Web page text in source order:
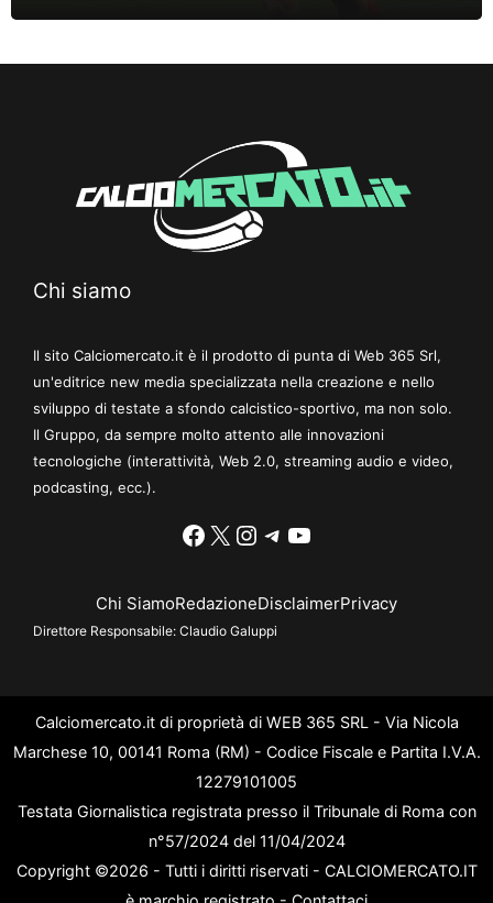
Chi siamo
Il sito Calciomercato.it è il prodotto di punta di Web 365 Srl,
un'editrice new media specializzata nella creazione e nello
sviluppo di testate a sfondo calcistico-sportivo, ma non solo.
Il Gruppo, da sempre molto attento alle innovazioni
tecnologiche (interattività, Web 2.0, streaming audio e video,
podcasting, ecc.).
Facebook
X Instagram
Telegram
YouTube
Chi SiamoRedazioneDisclaimerPrivacy
Direttore Responsabile: Claudio Galuppi
Calciomercato.it di proprietà di WEB 365 SRL - Via Nicola
Marchese 10, 00141 Roma (RM) - Codice Fiscale e Partita I.V.A.
12279101005
Testata Giornalistica registrata presso il Tribunale di Roma con
n°57/2024 del 11/04/2024
Copyright ©2026 - Tutti i diritti riservati - CALCIOMERCATO.IT